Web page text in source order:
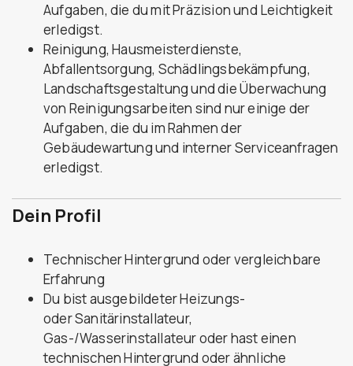
Aufgaben, die du mit Präzision und Leichtigkeit
erledigst.
Reinigung, Hausmeisterdienste,
Abfallentsorgung, Schädlingsbekämpfung,
Landschaftsgestaltung und die Überwachung
von Reinigungsarbeiten sind nur einige der
Aufgaben, die du im Rahmen der
Gebäudewartung und interner Serviceanfragen
erledigst.
Dein Profil
Technischer Hintergrund oder vergleichbare
Erfahrung
Du bist ausgebildeter Heizungs-
oder Sanitärinstallateur,
Gas-/Wasserinstallateur oder hast einen
technischen Hintergrund oder ähnliche